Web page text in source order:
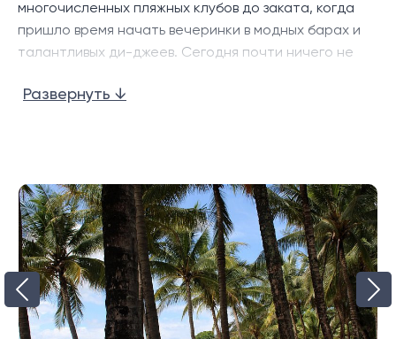
многочисленных пляжных клубов до заката, когда
пришло время начать вечеринки в модных барах и
талантливых ди-джеев. Сегодня почти ничего не
потрясающий и естественный, с обилием пальм, он
Развернуть ↓